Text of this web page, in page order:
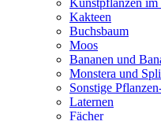
Kakteen
Buchsbaum
Moos
Bananen und
Monstera und
Sonstige
Laternen
Fächer